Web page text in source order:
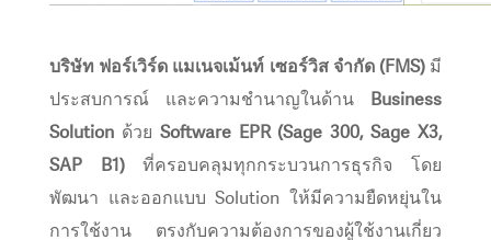
บริษัท ฟอร์เวิร์ด แมเนจเม้นท์ เซอร์วิส จำกัด (FMS)มี
ประสบการณ์ และความชำนาญในด้าน Business
Solution ด้วย Software EPR (Sage 300, Sage X3,
SAP B1)ที่ครอบคลุมทุกกระบวนการธุรกิจ โดย
พัฒนา และออกแบบ Solution ให้มีความยืดหยุ่นใน
การใช้งาน ตรงกับความต้องการของผู้ใช้งานเกี่ยว